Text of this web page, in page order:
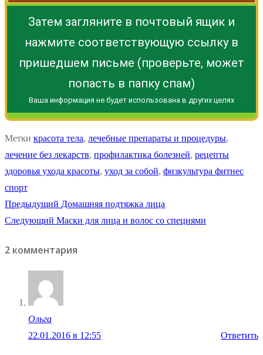
Затем загляните в почтовый ящик и
нажмите соответствующую ссылку в
пришедшем письме (проверьте, может
попасть в папку спам)
Ваша информация не будет использована в других целях
Метки красота тела, лечебные препараты и процедуры,
лечение без лекарств, профилактика болезней, рецепты
здоровья ухода красоты, уход за собой, физкультура фитнес
спорт
Навигация
записям
Предыдущий Предыдущая
запись:
Домашняя подтяжка лица
Следующий Следующая
Маски для лица и волос со специями
2 комментария
Ольга
22.01.2016 в 12:55
Ответить